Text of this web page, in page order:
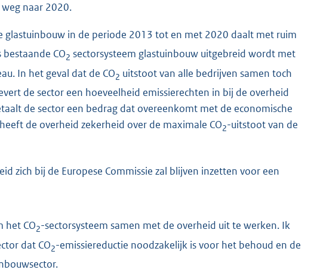
naar 2020.
glastuinbouw in de periode 2013 tot en met 2020 daalt met ruim
CO2 sectorsysteem glastuinbouw uitgebreid wordt met
In het geval dat de CO2 uitstoot van alle bedrijven samen toch
de sector een hoeveelheid emissierechten in bij de overheid
de sector een bedrag dat overeenkomt met de economische
de overheid zekerheid over de maximale CO2-uitstoot van de
zich bij de Europese Commissie zal blijven inzetten voor een
het CO2-sectorsysteem samen met de overheid uit te werken. Ik
dat CO2-emissiereductie noodzakelijk is voor het behoud en de